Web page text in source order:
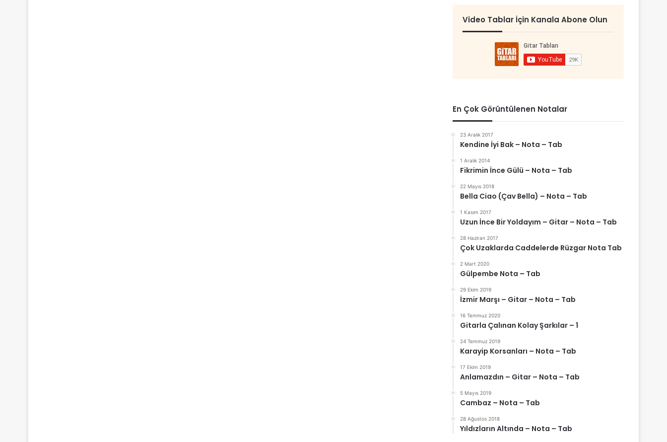
Video Tablar İçin Kanala Abone Olun
En Çok Görüntülenen Notalar
23 Aralık 2017
Kendine İyi Bak – Nota – Tab
1 Aralık 2014
Fikrimin İnce Gülü – Nota – Tab
22 Mayıs 2018
Bella Ciao (Çav Bella) – Nota – Tab
1 Kasım 2017
Uzun İnce Bir Yoldayım – Gitar – Nota – Tab
28 Haziran 2017
Çok Uzaklarda Caddelerde Rüzgar Nota Tab
2 Mart 2020
Gülpembe Nota – Tab
29 Ekim 2019
İzmir Marşı – Gitar – Nota – Tab
16 Temmuz 2020
Gitarla Çalınan Kolay Şarkılar – 1
24 Temmuz 2019
Karayip Korsanları – Nota – Tab
17 Ekim 2019
Anlamazdın – Gitar – Nota – Tab
5 Mayıs 2019
Cambaz – Nota – Tab
28 Ağustos 2018
Yıldızların Altında – Nota – Tab